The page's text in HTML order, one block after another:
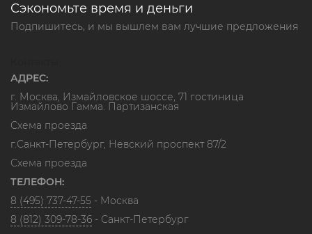
Сэкономьте время и деньги
Подпишитесь, и мы вышлем вам лучшие предложения
АДРЕС:
г. Москва, Измайловское шоссе, 71 гостиница
Измайлово Гамма. Партизанская
Схема проезда
г.Санкт-Петербург, Невский проспект 87/2
Схема проезда
ТЕЛЕФОН:
8 (495) 737-47-55 - Москва
8 (812) 309-78-36 - Санкт-Петербург